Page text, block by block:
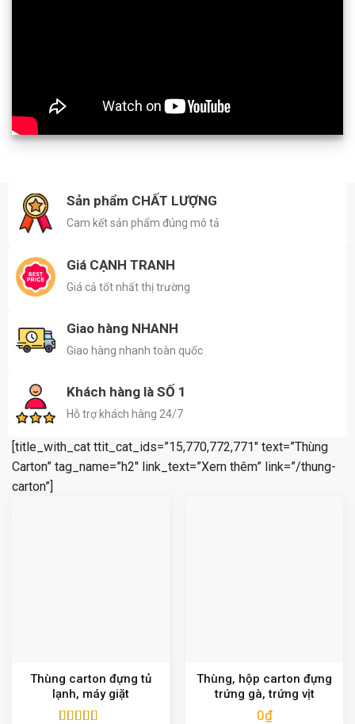
Sản phẩm CHẤT LƯỢNG
Cam kết sản phẩm đúng mô tả
Giá CẠNH TRANH
Giá cả tốt nhất thị trường
Giao hàng NHANH
Giao hàng nhanh toàn quốc
Khách hàng là SỐ 1
Hỗ trợ khách hàng 24/7
[title_with_cat ttit_cat_ids=”15,770,772,771″ text=”Thùng
Carton” tag_name=”h2″ link_text=”Xem thêm” link=”/thung-
carton”]
Thùng carton đựng tủ
lạnh, máy giặt
Thùng, hộp carton đựng
trứng gà, trứng vịt
0₫